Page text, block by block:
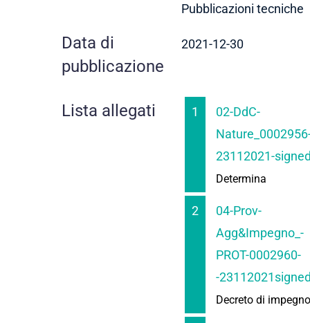
Pubblicazioni tecniche
Data di
pubblicazione
2021-12-30
Lista allegati 1
02-DdC-
23112021-
Determina
2
04-Prov-
Agg&Impegno_-
PROT-0002960-
-
Decreto di impegno